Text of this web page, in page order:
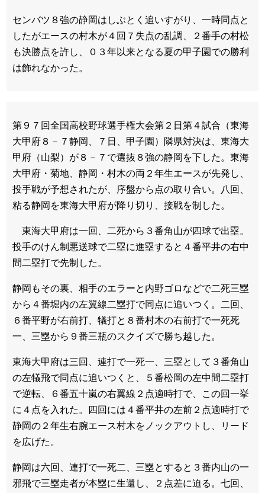
センバツ８強の静岡はしぶとく追いすがり、一時同点と
したがエースの村木が４回７失点の乱調、２番手の村松
も決勝点を許し、０３年以来となる夏の甲子園での勝利
は飾れなかった。
第９７回全国高校野球選手権大会第２日第４試合（東海
大甲府８－７静岡、７日、甲子園）隣県対決は、東海大
甲府（山梨）が８－７で選抜８強の静岡を下した。東海
大甲府・菊地、静岡・村木の両２年生エースが先発し、
投手戦が予想されたが、序盤から点の取り合い。八回、
粘る静岡を東海大甲府が降り切り、接戦を制した。
東海大甲府は一回、二死から３番角山が四球で出塁。
投手のけん制悪送球で二塁に進塁すると４番平井の右中
間二塁打で先制した。
静岡もその裏、相手のエラーと内野ゴロなどで二死三塁
から４番堀内の左翼線二塁打で同点に追いつく。二回、
６番平野が右前打、犠打と８番村木の右前打で一死死
一、三塁から９番三瓶のスクイズで勝ち越した。
東海大甲府は三回、連打で一死一、三塁として３番角山
の左犠飛で同点に追いつくと、５番松岡の左中間二塁打
で逆転、６番五十嵐の右翼線２点適時打で、この回一挙
に４点を入れた。四回には４番平井の左前２点適時打で
静岡の２年生右腕エース村木をノックアウトし、リード
を広げた。
静岡は六回、連打で一死二、三塁とすると３番内山の一
邪飛で三塁走者が本塁に生還し、２点差に迫る。七回、